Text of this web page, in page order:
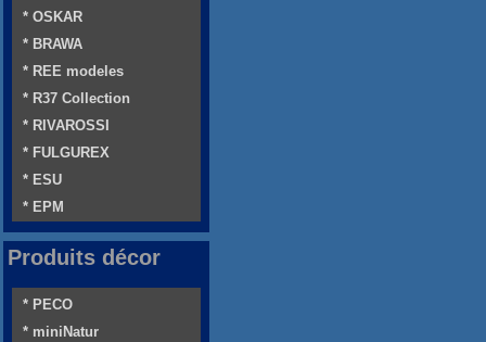
* OSKAR
* BRAWA
* REE modeles
* R37 Collection
* RIVAROSSI
* FULGUREX
* ESU
* EPM
Produits décor
* PECO
* miniNatur